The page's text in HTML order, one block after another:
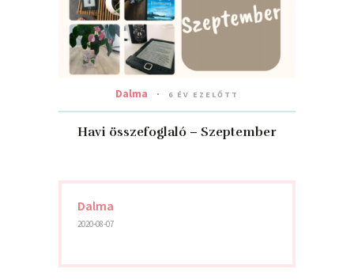
Dalma 6 ÉV EZELŐTT
Havi összefoglaló – Szeptember
Dalma
2020-08-07